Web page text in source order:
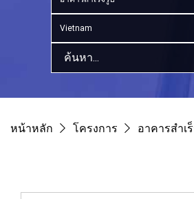
Vietnam
หน้าหลัก โครงการ อาคารสำเ